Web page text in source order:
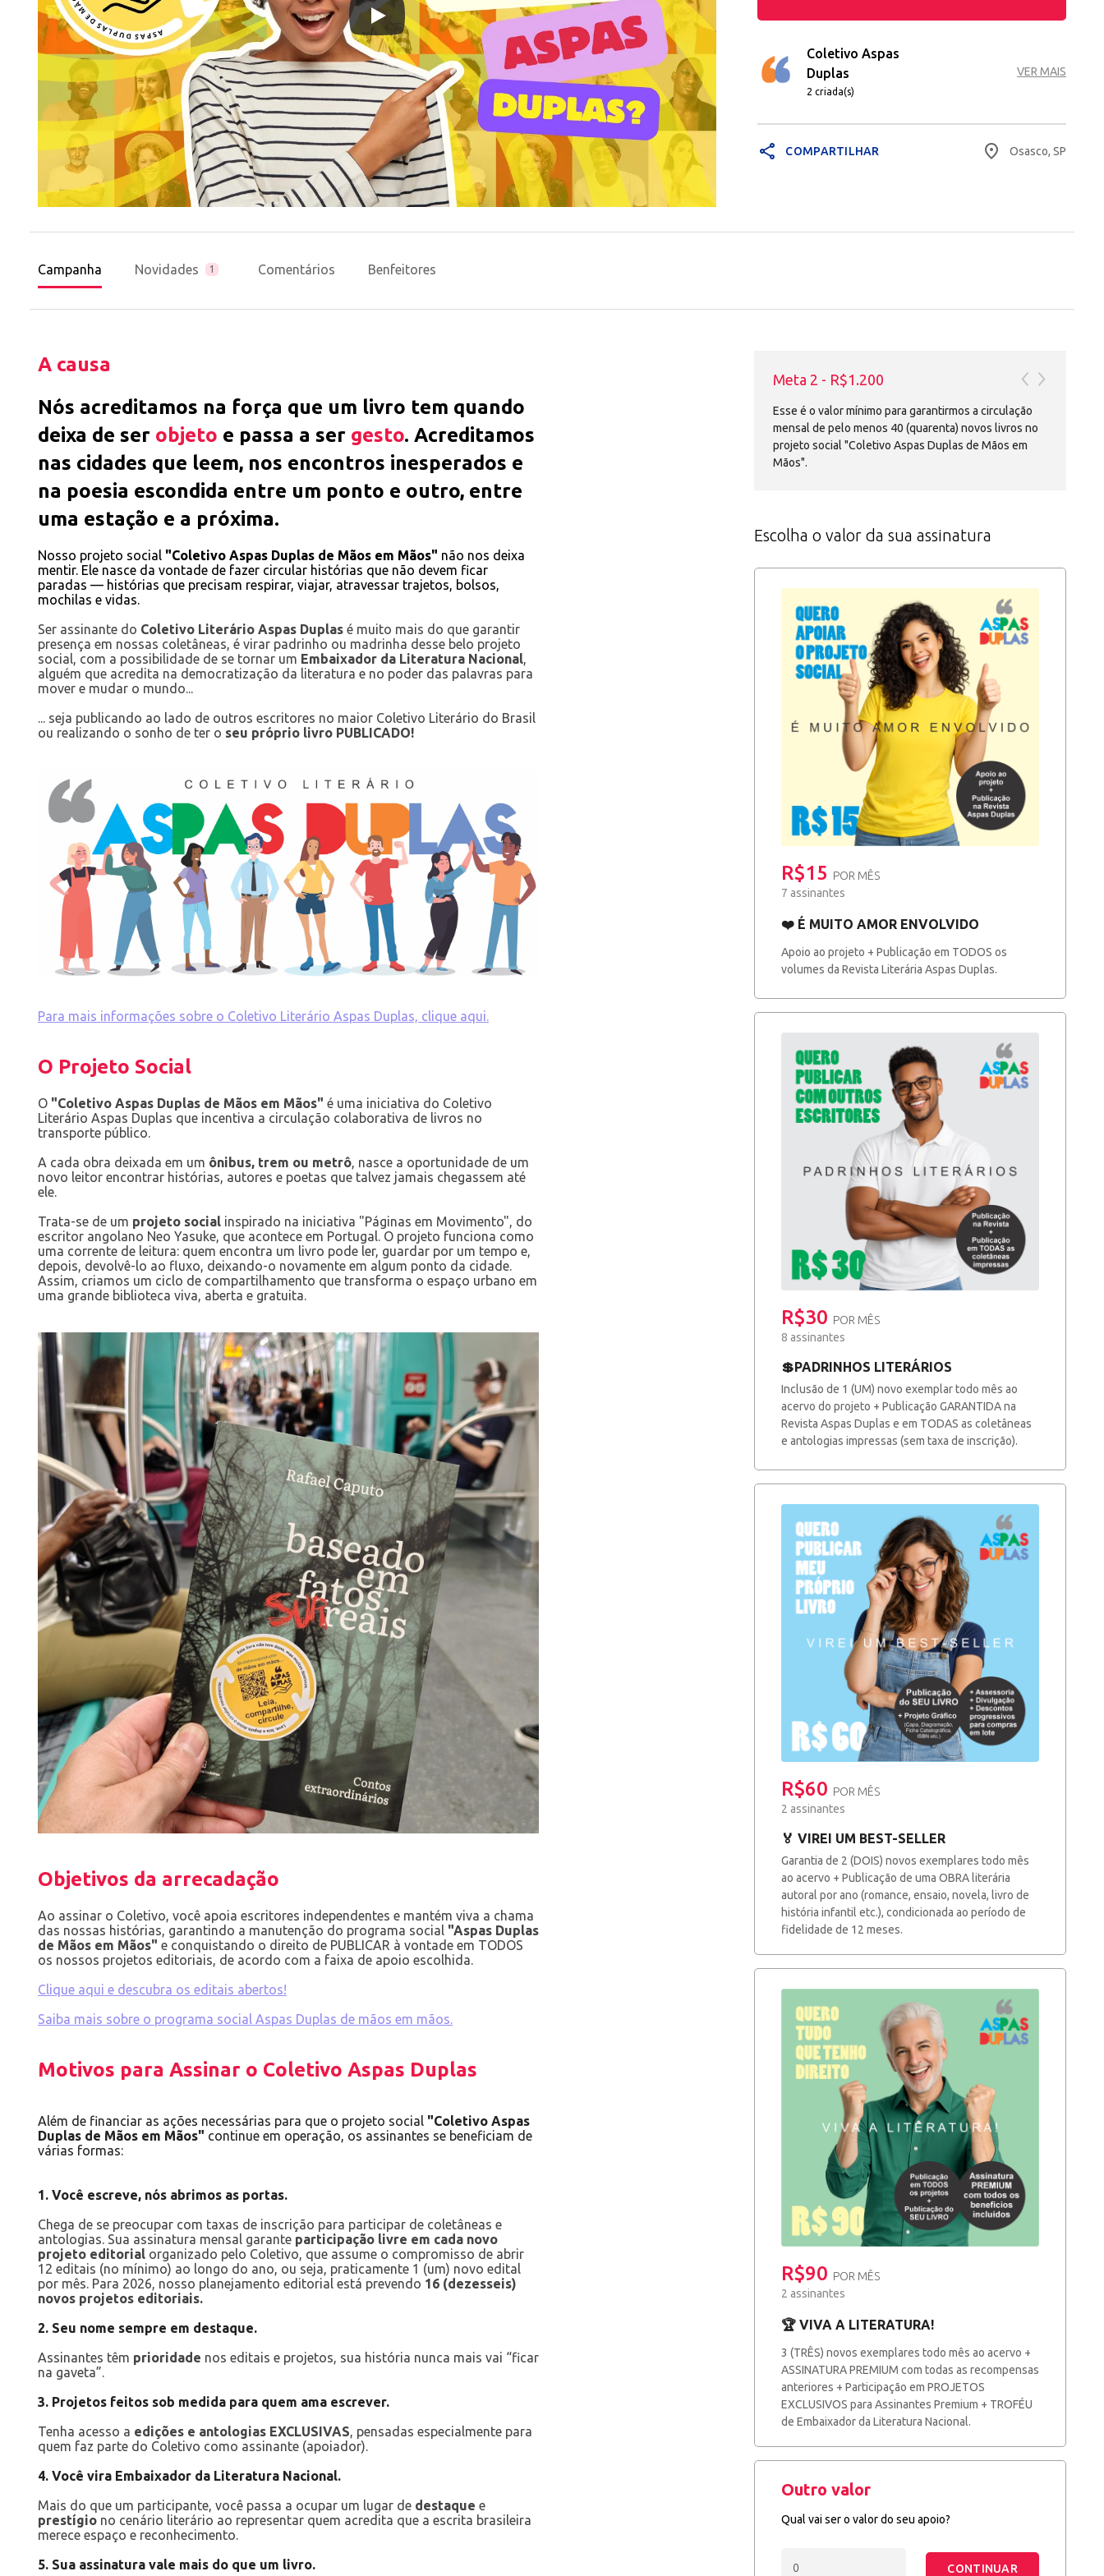
Coletivo Aspas
Duplas
2 criada(s)
VER MAIS
share COMPARTILHAR place Osasco, SP
Campanha Novidades 1 Comentários Benfeitores
A causa
Nós acreditamos na força que um livro tem quando
deixa de ser objeto e passa a ser gesto. Acreditamos
nas cidades que leem, nos encontros inesperados e
na poesia escondida entre um ponto e outro, entre
uma estação e a próxima.
Nosso projeto social "Coletivo Aspas Duplas de Mãos em Mãos" não nos deixa
mentir. Ele nasce da vontade de fazer circular histórias que não devem ficar
paradas — histórias que precisam respirar, viajar, atravessar trajetos, bolsos,
mochilas e vidas.
Ser assinante do Coletivo Literário Aspas Duplas é muito mais do que garantir
presença em nossas coletâneas, é virar padrinho ou madrinha desse belo projeto
social, com a possibilidade de se tornar um Embaixador da Literatura Nacional,
alguém que acredita na democratização da literatura e no poder das palavras para
mover e mudar o mundo...
... seja publicando ao lado de outros escritores no maior Coletivo Literário do Brasil
ou realizando o sonho de ter o seu próprio livro PUBLICADO!
Para mais informações sobre o Coletivo Literário Aspas Duplas, clique aqui.
O Projeto Social
O "Coletivo Aspas Duplas de Mãos em Mãos" é uma iniciativa do Coletivo
Literário Aspas Duplas que incentiva a circulação colaborativa de livros no
transporte público.
A cada obra deixada em um ônibus, trem ou metrô, nasce a oportunidade de um
novo leitor encontrar histórias, autores e poetas que talvez jamais chegassem até
ele.
​​Trata-se de um projeto social inspirado na iniciativa "Páginas em Movimento", do
escritor angolano Neo Yasuke, que acontece em Portugal. O projeto funciona como
uma corrente de leitura: quem encontra um livro pode ler, guardar por um tempo e,
depois, devolvê-lo ao fluxo, deixando-o novamente em algum ponto da cidade.
Assim, criamos um ciclo de compartilhamento que transforma o espaço urbano em
uma grande biblioteca viva, aberta e gratuita.
Objetivos da arrecadação
Ao assinar o Coletivo, você apoia escritores independentes e mantém viva a chama
das nossas histórias, garantindo a manutenção do programa social "Aspas Duplas
de Mãos em Mãos" e conquistando o direito de PUBLICAR à vontade em TODOS
os nossos projetos editoriais, de acordo com a faixa de apoio escolhida.
Clique aqui e descubra os editais abertos!
Saiba mais sobre o programa social Aspas Duplas de mãos em mãos.
Motivos para Assinar o Coletivo Aspas Duplas
Além de financiar as ações necessárias para que o projeto social "Coletivo Aspas
Duplas de Mãos em Mãos" continue em operação, os assinantes se beneficiam de
várias formas:
1. Você escreve, nós abrimos as portas.
Chega de se preocupar com taxas de inscrição para participar de coletâneas e
antologias. Sua assinatura mensal garante participação livre em cada novo
projeto editorial organizado pelo Coletivo, que assume o compromisso de abrir
12 editais (no mínimo) ao longo do ano, ou seja, praticamente 1 (um) novo edital
por mês. Para 2026, nosso planejamento editorial está prevendo 16 (dezesseis)
novos projetos editoriais.
2. Seu nome sempre em destaque.
Assinantes têm prioridade nos editais e projetos, sua história nunca mais vai “ficar
na gaveta”.
3. Projetos feitos sob medida para quem ama escrever.
Tenha acesso a edições e antologias EXCLUSIVAS, pensadas especialmente para
quem faz parte do Coletivo como assinante (apoiador).
4. Você vira Embaixador da Literatura Nacional.
Mais do que um participante, você passa a ocupar um lugar de destaque e
prestígio no cenário literário ao representar quem acredita que a escrita brasileira
merece espaço e reconhecimento.
5. Sua assinatura vale mais do que um livro.
Meta 2 - R$1.200
Esse é o valor mínimo para garantirmos a circulação
mensal de pelo menos 40 (quarenta) novos livros no
projeto social "Coletivo Aspas Duplas de Mãos em
Mãos".
Escolha o valor da sua assinatura
R$15 POR MÊS
7 assinantes
❤️ É MUITO AMOR ENVOLVIDO
Apoio ao projeto + Publicação em TODOS os
volumes da Revista Literária Aspas Duplas.
R$30 POR MÊS
8 assinantes
💲PADRINHOS LITERÁRIOS
Inclusão de 1 (UM) novo exemplar todo mês ao
acervo do projeto + Publicação GARANTIDA na
Revista Aspas Duplas e em TODAS as coletâneas
e antologias impressas (sem taxa de inscrição).
R$60 POR MÊS
2 assinantes
🏅 VIREI UM BEST-SELLER
Garantia de 2 (DOIS) novos exemplares todo mês
ao acervo + Publicação de uma OBRA literária
autoral por ano (romance, ensaio, novela, livro de
história infantil etc.), condicionada ao período de
fidelidade de 12 meses.
R$90 POR MÊS
2 assinantes
🏆 VIVA A LITERATURA!
3 (TRÊS) novos exemplares todo mês ao acervo +
ASSINATURA PREMIUM com todas as recompensas
anteriores + Participação em PROJETOS
EXCLUSIVOS para Assinantes Premium + TROFÉU
de Embaixador da Literatura Nacional.
Outro valor
Qual vai ser o valor do seu apoio?
CONTINUAR